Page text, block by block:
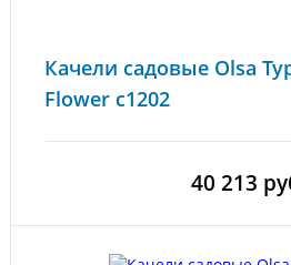
Качели садовые Olsa
Flower c1202
40 213